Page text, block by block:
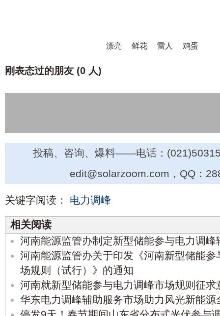
漂亮 鲜花 雷人 鸡蛋
刚表态过的朋友 (0 人)
投稿、咨询、爆料——电话：
edit@solarzoom.com，QQ：
关键字阅读： 电力调峰
相关阅读
河南能源监管办制定新型储能参与电力调峰
河南能源监管办关于印发《河南新型储能
场规则（试行）》的通知
河南就新型储能参与电力调峰市场规则征求
华东电力调峰辅助服务市场助力风光新能源